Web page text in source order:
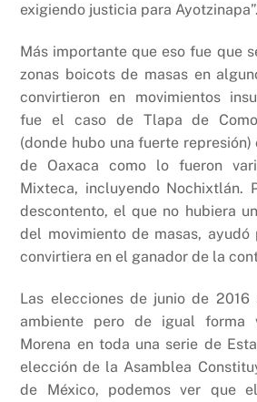
exigiendo justicia para
Más importante que eso fue que
zonas boicots de masas en
convirtieron en movimientos
fue el caso de Tlapa de
(donde hubo una fuerte represión)
de Oaxaca como lo fueron
Mixteca, incluyendo Nochixtlán.
descontento, el que no hubiera
del movimiento de masas,
convirtiera en el ganador de la
Las elecciones de junio de 2016
ambiente pero de igual forma
Morena en toda una serie de
elección de la Asamblea
de México, podemos ver que